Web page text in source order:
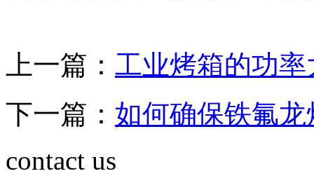
上一篇： 工业烤箱的功
下一篇： 如何确保铁氟
contact us